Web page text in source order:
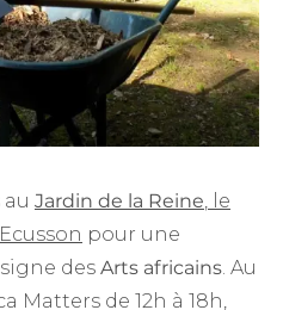
au Jardin de la Reine, le
pour une
des Arts africains. Au
Matters de 12h à 18h,